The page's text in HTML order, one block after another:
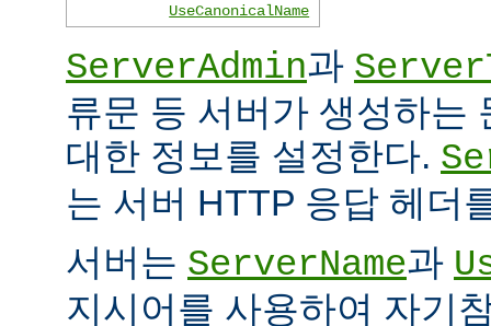
UseCanonicalName
ServerAdmin과
류문 등 서버가 생성하는
대한 정보를 설정한다.
는 서버 HTTP 응답 헤더
서버는 ServerName과
지시어를 사용하여 자기